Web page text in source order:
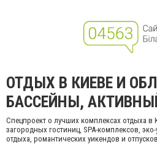
ОТДЫХ В КИЕВЕ И
БАССЕЙНЫ,
Спецпроект о лучших комплексах отдыха в
загородных гостиниц, SPA-комплексов,
отдыха, романтических уикендов и